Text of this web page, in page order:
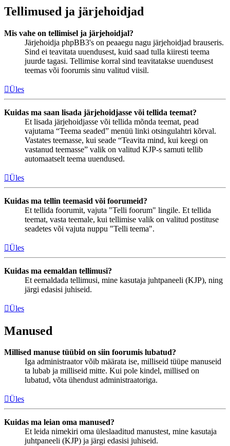
Tellimused ja järjehoidjad
Mis vahe on tellimisel ja järjehoidjal?
Järjehoidja phpBB3's on peaaegu nagu järjehoidjad brauseris.
Sind ei teavitata uuendusest, kuid saad tulla kiiresti teema
juurde tagasi. Tellimise korral sind teavitatakse uuendusest
teemas või foorumis sinu valitud viisil.
Üles
Kuidas ma saan lisada järjehoidjasse või tellida teemat?
Et lisada järjehoidjasse või tellida mõnda teemat, pead
vajutama “Teema seaded” menüü linki otsingulahtri kõrval.
Vastates teemasse, kui seade “Teavita mind, kui keegi on
vastanud teemasse” valik on valitud KJP-s samuti tellib
automaatselt teema uuendused.
Üles
Kuidas ma tellin teemasid või foorumeid?
Et tellida foorumit, vajuta "Telli foorum" lingile. Et tellida
teemat, vasta teemale, kui tellimise valik on valitud postituse
seadetes või vajuta nuppu "Telli teema".
Üles
Kuidas ma eemaldan tellimusi?
Et eemaldada tellimusi, mine kasutaja juhtpaneeli (KJP), ning
järgi edasisi juhiseid.
Üles
Manused
Millised manuse tüübid on siin foorumis lubatud?
Iga administraator võib määrata ise, milliseid tüüpe manuseid
ta lubab ja milliseid mitte. Kui pole kindel, millised on
lubatud, võta ühendust administraatoriga.
Üles
Kuidas ma leian oma manused?
Et leida nimekiri oma üleslaaditud manustest, mine kasutaja
juhtpaneeli (KJP) ja järgi edasisi juhiseid.